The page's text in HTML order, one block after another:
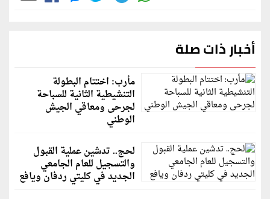
أخبار ذات صلة
مأرب: اختتام البطولة
التنشيطية الثانية للسباحة
لجرحى ومعاقي الجيش
الوطني
لحج.. تدشين عملية القبول
والتسجيل للعام الجامعي
الجديد في كليتي ردفان ويافع